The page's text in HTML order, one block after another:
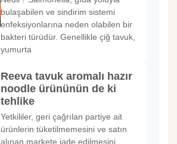
bulaşabilen ve sindirim sistemi
enfeksiyonlarına neden olabilen bir
bakteri türüdür. Genellikle çiğ tavuk,
yumurta
Reeva tavuk aromalı hazır
noodle ürününün de ki
tehlike
Yetkililer, geri çağrılan partiye ait
ürünlerin tüketilmemesini ve satın
alınan markete iade edilmesini